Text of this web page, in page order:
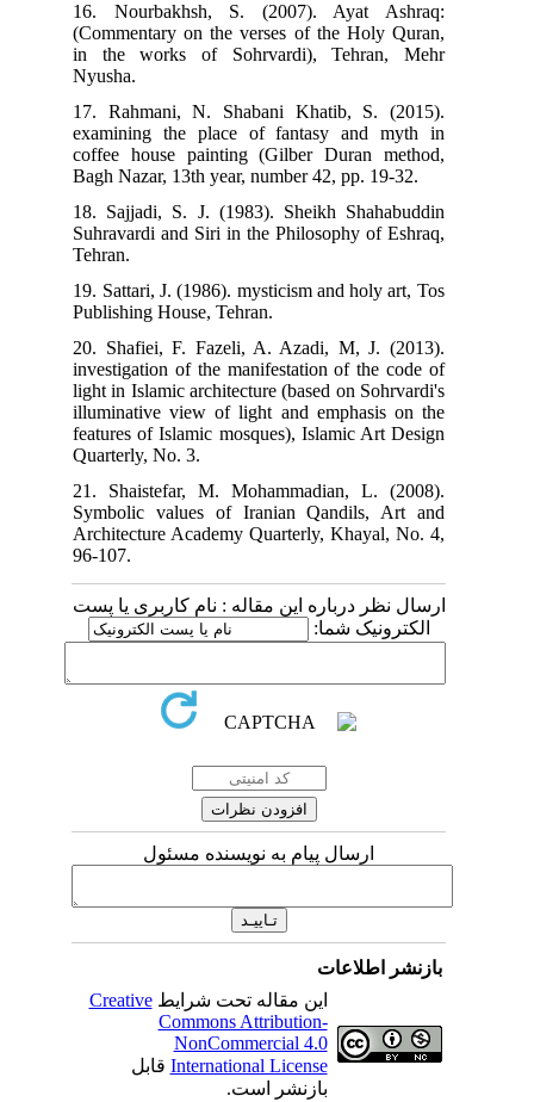
16. Nourbakhsh, S. (2007). Ayat Ashraq:
(Commentary on the verses of the Holy Quran,
in the works of Sohrvardi), Tehran, Mehr
17. Rahmani, N. Shabani Khatib, S. (2015).
examining the place of fantasy and myth in
coffee house painting (Gilber Duran method,
Bagh Nazar, 13th year, number 42, pp. 19-32.
18. Sajjadi, S. J. (1983). Sheikh Shahabuddin
Suhravardi and Siri in the Philosophy of Eshraq,
19. Sattari, J. (1986). mysticism and holy art, Tos
Publishing House, Tehran.
20. Shafiei, F. Fazeli, A. Azadi, M, J. (2013).
investigation of the manifestation of the code of
light in Islamic architecture (based on Sohrvardi's
illuminative view of light and emphasis on the
features of Islamic mosques), Islamic Art Design
Quarterly, No. 3.
21. Shaistefar, M. Mohammadian, L. (2008).
Symbolic values of Iranian Qandils, Art and
Architecture Academy Quarterly, Khayal, No. 4,
ارسال نظر درباره این مقاله : نام کاربری یا پست
الکترونیک شما:
ارسال پیام به نویسنده مسئول
بازنشر اطلاعات
این مقاله تحت شرایطCreative
Commons Attribution-
NonCommercial 4.0
International Licenseقابل
بازنشر است.